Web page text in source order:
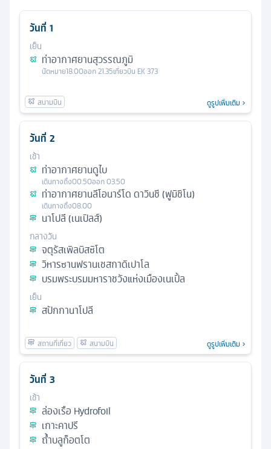
วันที่ 1
เย็น
ท่าอากาศยานสุวรรณภูมิ
นัดหมาย18.00ออก21.35เที่ยวบิน EK 373
ดูรูปเพิ่มเติม
วันที่ 2
เช้า
ท่าอากาศยานดูไบ
เดินทางถึง00.50ออก03.50
ท่าอากาศยานลีโอนาร์โด ดาวินชี (ฟูมิชิโน)
เดินทางถึง08.00
นาโปลี (เนเปิลส์)
กลางวัน
จตุรัสเพิลบิสซิโต
วิหารซานฟรานเชสกาดิเปาโล
บรมพระบรมมหาราชวังแห่งเมืองเนเปิ้ล
เย็น
สปักกานาโปลี
ดูรูปเพิ่มเติม
วันที่ 3
เช้า
ล่องเรือ Hydrofoil
เกาะคาปรี
ถํ้าบลูก็อตโต